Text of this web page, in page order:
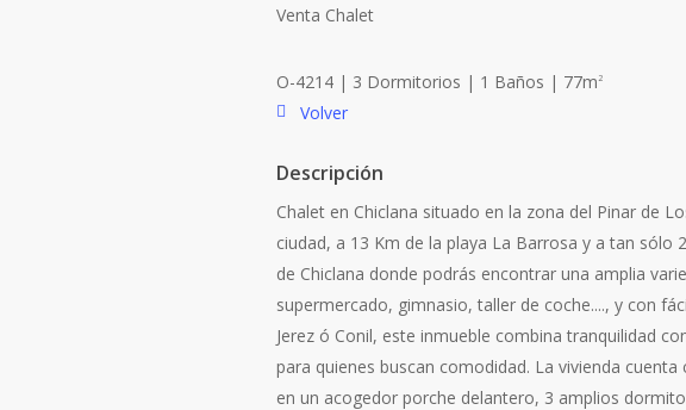
Venta Chalet
O-4214 | 3 Dormitorios | 1 Baños | 77m2
Volver
Descripción
Chalet en Chiclana situado en la zona del Pinar de
ciudad, a 13 Km de la playa La Barrosa y a tan sólo
de Chiclana donde podrás encontrar una amplia
supermercado, gimnasio, taller de coche...., y con
Jerez ó Conil, este inmueble combina tranquilidad
para quienes buscan comodidad. La vivienda
en un acogedor porche delantero, 3 amplios